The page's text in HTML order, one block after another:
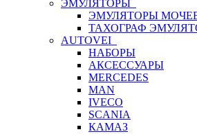
ЭМУЛЯТОРЫ
ЭМУЛЯТОРЫ
ТАХОГРАФ
AUTOVEI
НАБОРЫ
АКСЕССУАРЫ
MERCEDES
MAN
IVECO
SCANIA
КАМАЗ